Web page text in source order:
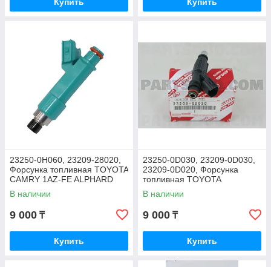
23250-0H060, 23209-28020,
Форсунка топливная TOYOTA
CAMRY 1AZ-FE ALPHARD
PREVIA TARAGO
В наличии
9 000 ₸
Купить
23250-0D030, 23209-0D030,
23209-0D020, Форсунка
топливная TOYOTA
COROLLA ZZE150 2006-2008
В наличии
9 000 ₸
Купить